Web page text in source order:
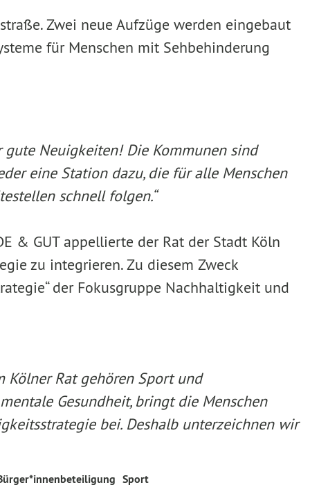
Zwei neue Aufzüge werden eingebaut
für Menschen mit Sehbehinderung
gute Neuigkeiten! Die Kommunen sind
eine Station dazu, die für alle Menschen
schnell folgen.“
& GUT appellierte der Rat der Stadt Köln
zu integrieren. Zu diesem Zweck
der Fokusgruppe Nachhaltigkeit und
Kölner Rat gehören Sport und
Gesundheit, bringt die Menschen
bei. Deshalb unterzeichnen wir
Sport